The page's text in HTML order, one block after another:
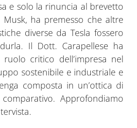
e solo la rinuncia al brevetto
ha premesso che altre
diverse da Tesla fossero
Il Dott. Carapellese ha
critico dell’impresa nel
sostenibile e industriale e
composta in un’ottica di
Approfondiamo